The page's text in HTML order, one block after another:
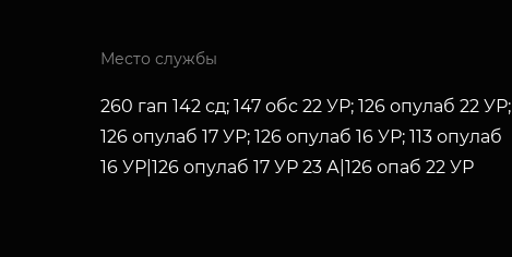
Место службы
260 гап 142 сд; 147 обс 22 УР; 126 опулаб 22 УР;
126 опулаб 17 УР; 126 опулаб 16 УР; 113 опулаб
16 УР|126 опулаб 17 УР 23 А|126 опаб 22 УР